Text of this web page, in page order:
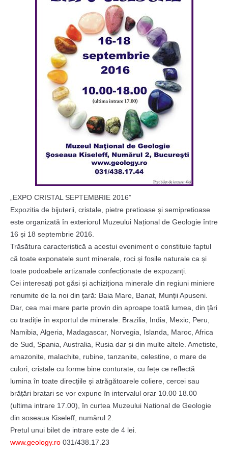
„EXPO CRISTAL SEPTEMBRIE 2016”
Expozitia de bijuterii, cristale, pietre pretioase și semipretioase
este organizată în exteriorul Muzeului Național de Geologie între
16 și 18 septembrie 2016.
Trăsătura caracteristică a acestui eveniment o constituie faptul
că toate exponatele sunt minerale, roci și fosile naturale ca și
toate podoabele artizanale confecționate de expozanți.
Cei interesați pot găsi și achiziționa minerale din regiuni miniere
renumite de la noi din țară: Baia Mare, Banat, Munții Apuseni.
Dar, cea mai mare parte provin din aproape toată lumea, din țări
cu tradiție în exportul de minerale: Brazilia, India, Mexic, Peru,
Namibia, Algeria, Madagascar, Norvegia, Islanda, Maroc, Africa
de Sud, Spania, Australia, Rusia dar și din multe altele. Ametiste,
amazonite, malachite, rubine, tanzanite, celestine, o mare de
culori, cristale cu forme bine conturate, cu fețe ce reflectă
lumina în toate direcțiile și atrăgătoarele coliere, cercei sau
brățări bratari se vor expune în intervalul orar 10.00 18.00
(ultima intrare 17.00), în curtea Muzeului National de Geologie
din soseaua Kiseleff, numărul 2.
Pretul unui bilet de intrare este de 4 lei.
www.geology.ro 031/438.17.23